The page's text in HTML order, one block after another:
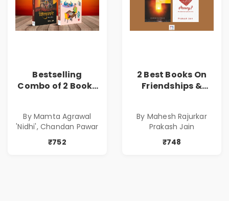
Bestselling
Combo of 2 Books
( सर्वोत्कृष्ट कादंबरी
आणि प्रभावशाली
कथांचा संच )
By Mamta Agrawal
'Nidhi', Chandan Pawar
₹752
2 Best Books On
Friendships &
of Power, Love &
Greed | Simplest
Way to Grow Your
By Mahesh Rajurkar
Prakash Jain
₹748